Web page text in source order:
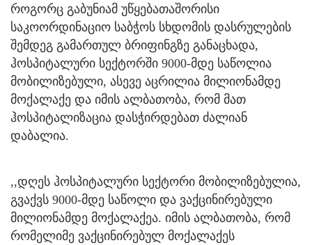
როგორც გაბუნიამ უწყებათაშორისი
საკოორდინაციო საბჭოს სხდომის დასრულების
შემდეგ გამართულ ბრიფინგზე განაცხადა,
ჰოსპიტალური სექტორში 9000-მდე საწოლია
მობილიზებული, ასევე აცრილია მილიონამდე
მოქალაქე და იმის ალბათობა, რომ მათ
ჰოსპიტალიზაცია დასჭირდებათ ძალიან
დაბალია.
,,დღეს ჰოსპიტალური სექტორი მობილიზებულია,
გვაქვს 9000-მდე საწოლი და ვაქცინირებული
მილიონამდე მოქალაქეა. იმის ალბათობა, რომ
რომელიმე ვაქცინირებულ მოქალაქეს